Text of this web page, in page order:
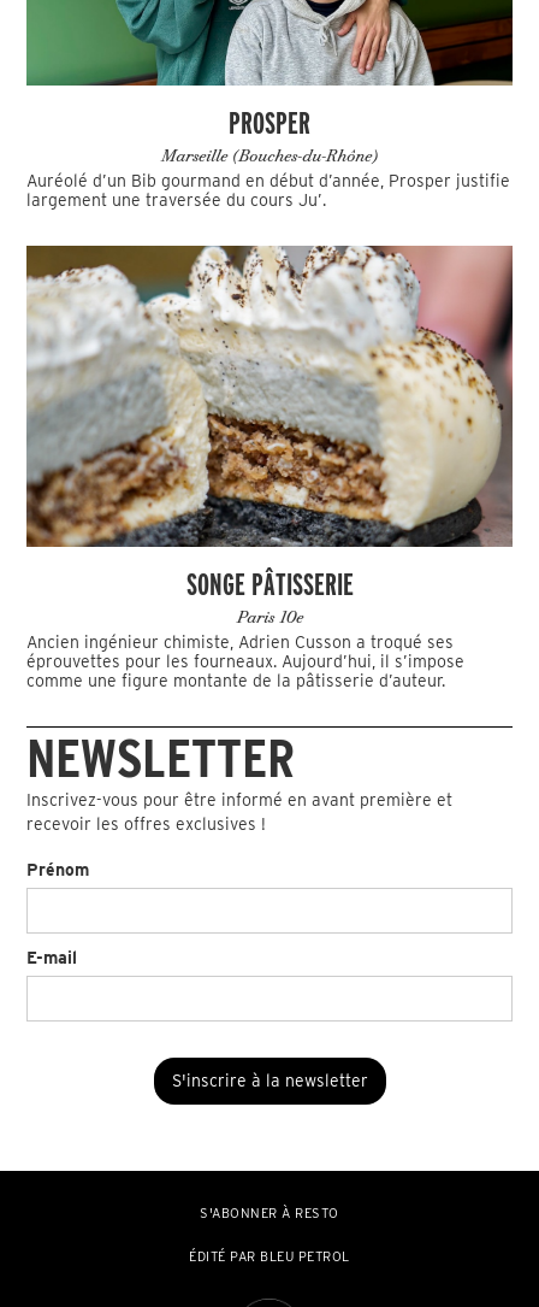
PROSPER
Marseille (Bouches-du-Rhône)
Auréolé d’un Bib gourmand en début d’année, Prosper justifie
largement une traversée du cours Ju’.
SONGE PÂTISSERIE
Paris 10e
Ancien ingénieur chimiste, Adrien Cusson a troqué ses
éprouvettes pour les fourneaux. Aujourd’hui, il s’impose
comme une figure montante de la pâtisserie d’auteur.
NEWSLETTER
Inscrivez-vous pour être informé en avant première et
recevoir les offres exclusives !
Prénom
E-mail
S'ABONNER À RESTO
ÉDITÉ PAR BLEU PETROL